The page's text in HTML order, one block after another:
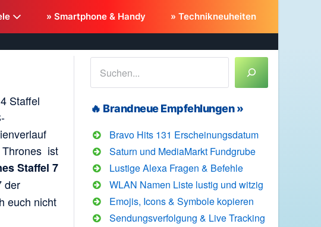
» Smartphone & Handy » Technikneuheiten
Staffel
Thrones ist
Staffel 7
der
euch nicht
🔥 Brandneue Empfehlungen »
Bravo Hits 131 Erscheinungsdatum
Saturn und MediaMarkt Fundgrube
Lustige Alexa Fragen & Befehle
WLAN Namen Liste lustig und witzig
Emojis, Icons & Symbole kopieren
Sendungsverfolgung & Live Tracking